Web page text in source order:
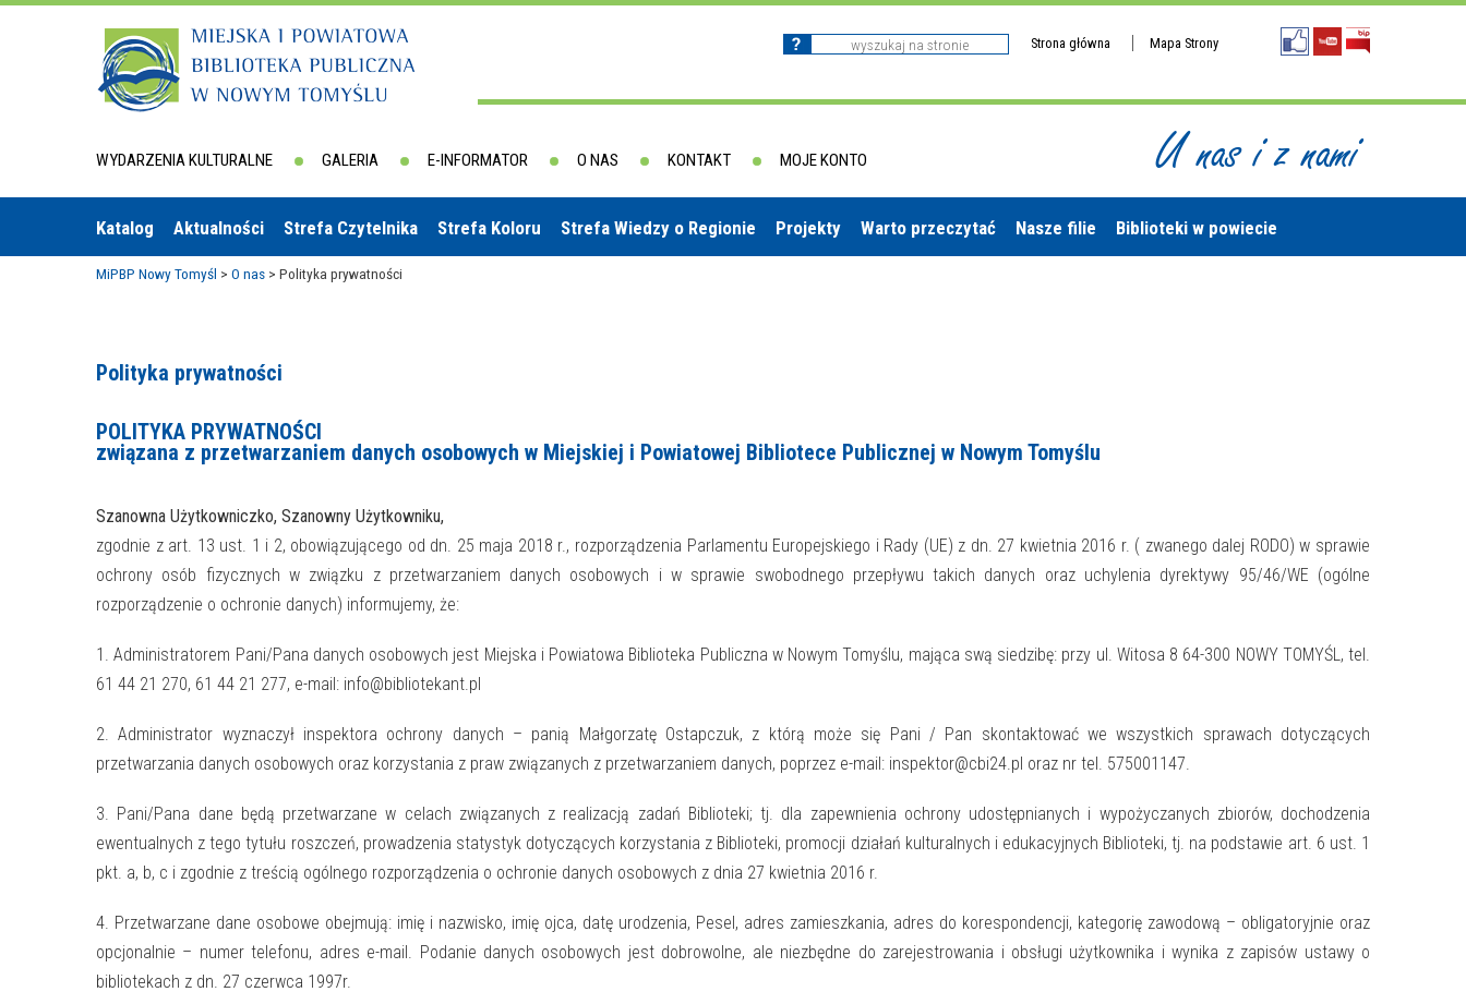
Strona główna Mapa Strony
WYDARZENIA KULTURALNE GALERIA E-INFORMATOR O NAS KONTAKT MOJE KONTO U nas i z nami
Katalog Aktualności Strefa Czytelnika Strefa Koloru Strefa Wiedzy o Regionie Projekty Warto przeczytać Nasze filie Biblioteki w powiecie
MiPBP Nowy Tomyśl > O nas > Polityka prywatności
Polityka prywatności
POLITYKA PRYWATNOŚCI
związana z przetwarzaniem danych osobowych w Miejskiej i Powiatowej Bibliotece Publicznej w Nowym Tomyślu
Szanowna Użytkowniczko, Szanowny Użytkowniku,
zgodnie z art. 13 ust. 1 i 2, obowiązującego od dn. 25 maja 2018 r., rozporządzenia Parlamentu Europejskiego i Rady (UE) z dn. 27 kwietnia 2016 r. ( zwanego dalej RODO) w sprawie
ochrony osób fizycznych w związku z przetwarzaniem danych osobowych i w sprawie swobodnego przepływu takich danych oraz uchylenia dyrektywy 95/46/WE (ogólne
rozporządzenie o ochronie danych) informujemy, że:
1. Administratorem Pani/Pana danych osobowych jest Miejska i Powiatowa Biblioteka Publiczna w Nowym Tomyślu, mająca swą siedzibę: przy ul. Witosa 8 64-300 NOWY TOMYŚL, tel.
61 44 21 270, 61 44 21 277, e-mail: info@bibliotekant.pl
2. Administrator wyznaczył inspektora ochrony danych – panią Małgorzatę Ostapczuk, z którą może się Pani / Pan skontaktować we wszystkich sprawach dotyczących
przetwarzania danych osobowych oraz korzystania z praw związanych z przetwarzaniem danych, poprzez e-mail: inspektor@cbi24.pl oraz nr tel. 575001147.
3. Pani/Pana dane będą przetwarzane w celach związanych z realizacją zadań Biblioteki; tj. dla zapewnienia ochrony udostępnianych i wypożyczanych zbiorów, dochodzenia
ewentualnych z tego tytułu roszczeń, prowadzenia statystyk dotyczących korzystania z Biblioteki, promocji działań kulturalnych i edukacyjnych Biblioteki, tj. na podstawie art. 6 ust. 1
pkt. a, b, c i zgodnie z treścią ogólnego rozporządzenia o ochronie danych osobowych z dnia 27 kwietnia 2016 r.
4. Przetwarzane dane osobowe obejmują: imię i nazwisko, imię ojca, datę urodzenia, Pesel, adres zamieszkania, adres do korespondencji, kategorię zawodową – obligatoryjnie oraz
opcjonalnie – numer telefonu, adres e-mail. Podanie danych osobowych jest dobrowolne, ale niezbędne do zarejestrowania i obsługi użytkownika i wynika z zapisów ustawy o
bibliotekach z dn. 27 czerwca 1997r.